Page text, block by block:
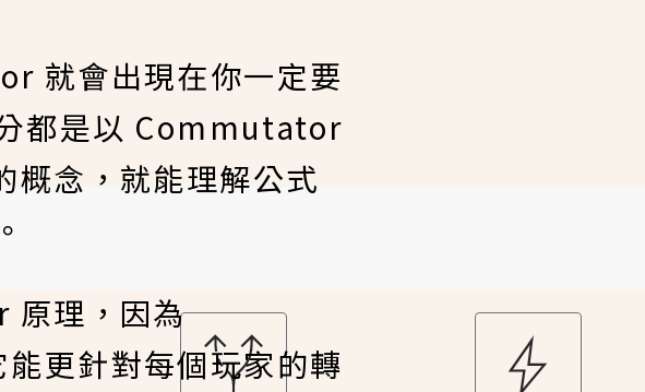
就會出現在你一定要
都是以 Commutator
念，就能理解公式
原理，因為
更針對每個玩家的轉